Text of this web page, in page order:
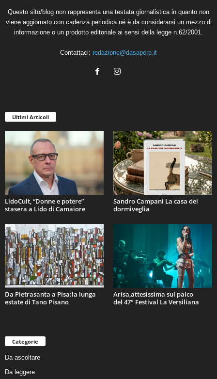
Questo sito/blog non rappresenta una testata giornalistica in quanto non
viene aggiornato con cadenza periodica né è da considerarsi un mezzo di
informazione o un prodotto editoriale ai sensi della legge n.62/2001.
Contattaci: redazione@dasapere.it
Ultimi Articoli
LidoCult, “Donne e potere”
stasera a Lido di Camaiore
Sandro Campani La casa del
dormiveglia
Da Pietrasanta a Pisa:la lunga
estate di Tano Pisano
Arisa,attesissima sul palco
del 47° Festival La Versiliana
Categorie
Da ascoltare
Da leggere